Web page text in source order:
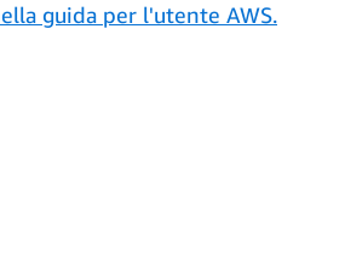
guida per l'utente AWS.